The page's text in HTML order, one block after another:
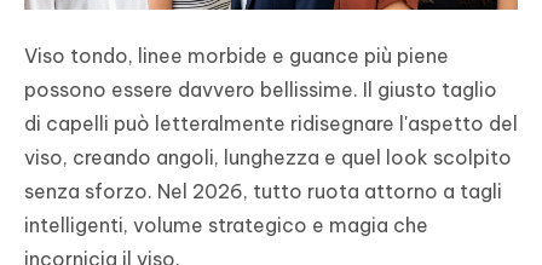
Viso tondo, linee morbide e guance più piene
possono essere davvero bellissime. Il giusto taglio
di capelli può letteralmente ridisegnare l'aspetto del
viso, creando angoli, lunghezza e quel look scolpito
senza sforzo. Nel 2026, tutto ruota attorno a tagli
intelligenti, volume strategico e magia che
incornicia il viso.